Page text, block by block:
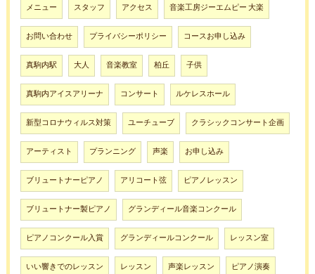
メニュー スタッフ アクセス 音楽工房ジーエムピー 大楽
お問い合わせ プライバシーポリシー コースお申し込み
真駒内駅 大人 音楽教室 柏丘 子供
真駒内アイスアリーナ コンサート ルケレスホール
新型コロナウィルス対策 ユーチューブ クラシックコンサート企画
アーティスト プランニング 声楽 お申し込み
ブリュートナーピアノ アリコート弦 ピアノレッスン
ブリュートナー製ピアノ グランディール音楽コンクール
ピアノコンクール入賞 グランディールコンクール レッスン室
いい響きでのレッスン レッスン 声楽レッスン ピアノ演奏